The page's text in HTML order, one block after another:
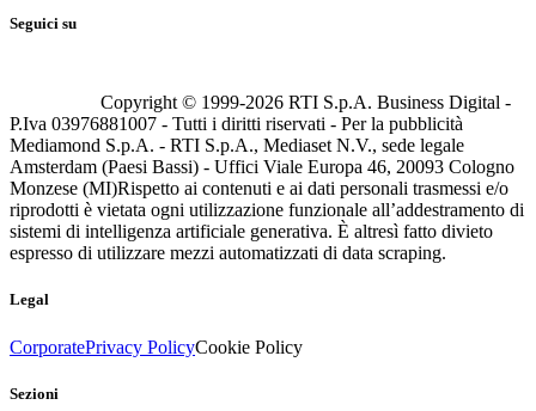
Seguici su
Copyright © 1999-2026 RTI S.p.A. Business Digital -
P.Iva 03976881007 - Tutti i diritti riservati - Per la pubblicità
Mediamond S.p.A. - RTI S.p.A., Mediaset N.V., sede legale
Amsterdam (Paesi Bassi) - Uffici Viale Europa 46, 20093 Cologno
Monzese (MI)Rispetto ai contenuti e ai dati personali trasmessi e/o
riprodotti è vietata ogni utilizzazione funzionale all’addestramento di
sistemi di intelligenza artificiale generativa. È altresì fatto divieto
espresso di utilizzare mezzi automatizzati di data scraping.
Legal
CorporatePrivacy PolicyCookie Policy
Sezioni